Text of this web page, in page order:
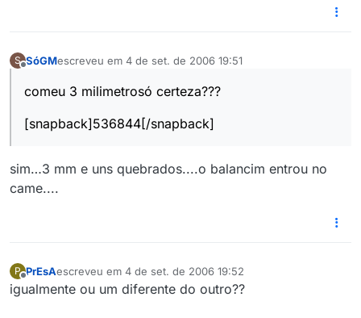
S SóGMescreveu em 4 de set. de 2006 19:51
última edição por
comeu 3 milimetrosó certeza???
[snapback]536844[/snapback]
sim…3 mm e uns quebrados....o balancim entrou no
came....
P
Offline
PrEsAescreveu em 4 de set. de 2006 19:52
última edição por
igualmente ou um diferente do outro??